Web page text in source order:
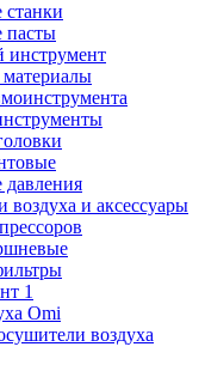
и аксессуары
1
Omi
воздуха